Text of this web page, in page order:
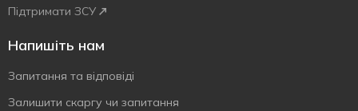
Підтримати ЗСУ
Напишіть нам
Запитання та відповіді
Залишити скаргу чи запитання